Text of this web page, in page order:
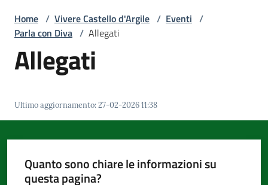
d'Argile
Amministrazione
Vivere
Castello
Home / Vivere Castello d'Argile / Eventi /
Parla con Diva / Allegati
Allegati
Ultimo aggiornamento:27-02-2026 11:38
Quanto sono chiare le informazioni su
questa pagina?